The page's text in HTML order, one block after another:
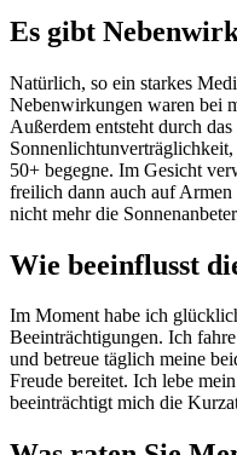
Es gibt
Natürlich, so ein starkes
Nebenwirkungen waren bei
Außerdem entsteht durch
50+ begegne. Im Gesicht
freilich dann auch auf
nicht mehr die
Wie beeinflusst
Im Moment habe ich
Beeinträchtigungen. Ich
und betreue täglich meine
Freude bereitet. Ich lebe
beeinträchtigt mich die